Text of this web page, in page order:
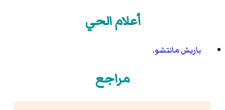
أعلام الحي
باريش مانتشو.
مراجع